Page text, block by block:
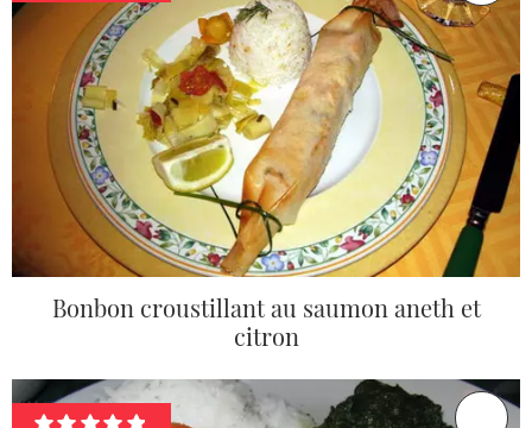
Bonbon croustillant au saumon aneth et
citron